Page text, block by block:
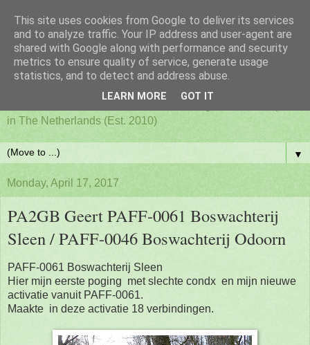
PAFF - Ham Radio & Flora
and Fauna Netherlands
in The Netherlands (Est. 2010)
▼
Monday, April 17, 2017
PA2GB Geert PAFF-0061 Boswachterij
Sleen / PAFF-0046 Boswachterij Odoorn
PAFF-0061 Boswachterij Sleen
Hier mijn eerste poging met slechte condx en mijn nieuwe
activatie vanuit PAFF-0061.
Maakte in deze activatie 18 verbindingen.
This site uses cookies from Google to deliver its services
and to analyze traffic. Your IP address and user-agent are
shared with Google along with performance and security
metrics to ensure quality of service, generate usage
statistics, and to detect and address abuse.
LEARN MORE GOT IT